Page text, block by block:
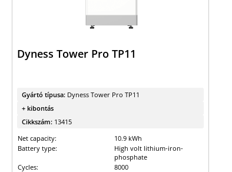
Dyness Tower Pro TP11
Gyártó típusa: Dyness Tower Pro TP11
+ kibontás
Cikkszám: 13415
Net capacity:
10.9 kWh
Battery type:
High volt lithium-iron-
phosphate
Cycles:
8000